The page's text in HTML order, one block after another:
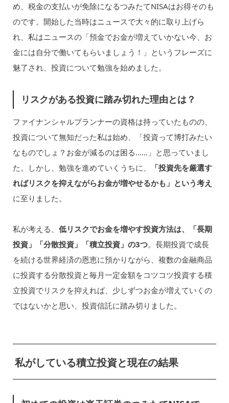
め、税金の支払いが免除になるつみたてNISAはお得そのも
のです。開始した当時はニュースで大々的に取り上げら
れ、私はニュースの「預金でお金が増えていかない今、お
金には自分で働いてもらいましょう！」というフレーズに
魅了され、投資について勉強を始めました。
リスクがある投資に踏み切れた理由とは？
ファイナンシャルプランナーの資格は持っていたものの、
投資について無知だった私は始め、「投資って博打みたい
なものでしょ？お金が減るのは困る……」と思っていまし
た。しかし、勉強を進めていくうちに、
「投資先を厳選す
ればリスクを抑えながらお金が増やせるかも」という考え
に至りました。
私が考える、 低リスクでお金を増やす投資方法は、「長期
投資」「分散投資」「積立投資」の3つ。長期投資で成長
を続ける世界経済の恩恵に預かりながら、複数の金融商品
に投資する分散投資と毎月一定金額をコツコツ投資する積
立投資でリスクを抑えれば、少しずつお金が増えていくの
ではないかと思い、投資信託に踏み切りました。
私がしている積立投資と現在の結果